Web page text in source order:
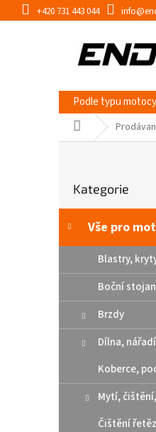
na
+420 731 443 044
Podle typu
Domů
r
n
í
a
kategorie
Kategorie
Vše pro
Blastry,
Boční stojan
Brzdy
Dílna,
Koberce,
Mytí,
Čištění